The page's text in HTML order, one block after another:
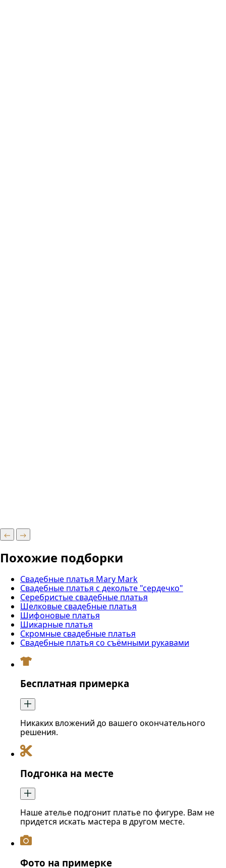
Похожие подборки
Свадебные платья Mary Mark
Свадебные платья с декольте "сердечко"
Серебристые свадебные платья
Шелковые свадебные платья
Шифоновые платья
Шикарные платья
Скромные свадебные платья
Свадебные платья со съёмными рукавами
Бесплатная примерка
Никаких вложений до вашего окончательного
решения.
Подгонка на месте
Наше ателье подгонит платье по фигуре. Вам не
придется искать мастера в другом месте.
Фото на примерке